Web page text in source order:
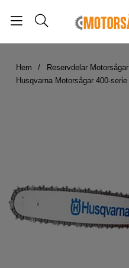
Hem
Reservdelar Motorsågar
Husqvarna Motorsågar 400-serie